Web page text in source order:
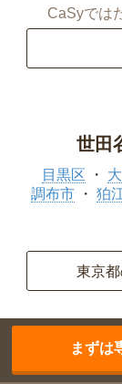
CaSyでは
世田
目黒区
調布市
狛
東京
まずは